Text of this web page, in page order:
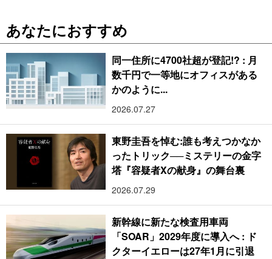
あなたにおすすめ
同一住所に4700社超が登記!? : 月
数千円で一等地にオフィスがある
かのように...
2026.07.27
東野圭吾を悼む:誰も考えつかなか
ったトリック──ミステリーの金字
塔『容疑者Xの献身』の舞台裏
2026.07.29
新幹線に新たな検査用車両
「SOAR」2029年度に導入へ : ド
クターイエローは27年1月に引退